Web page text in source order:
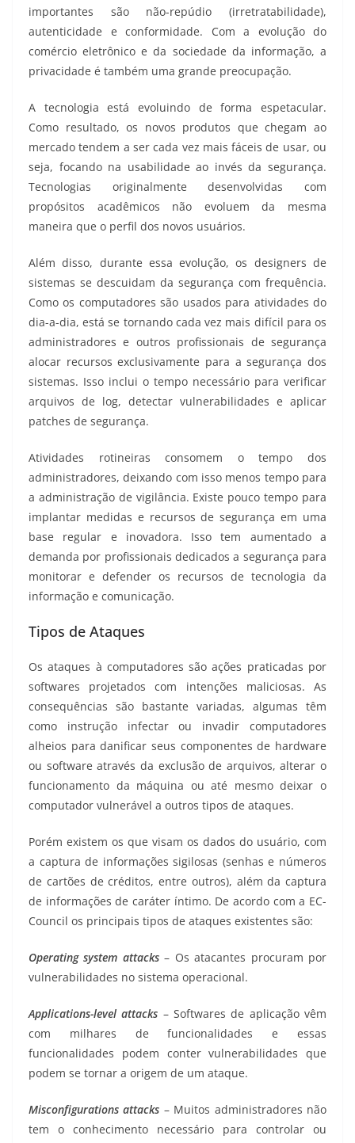
importantes são não-repúdio (irretratabilidade),
autenticidade e conformidade. Com a evolução do
comércio eletrônico e da sociedade da informação, a
privacidade é também uma grande preocupação.
A tecnologia está evoluindo de forma espetacular.
Como resultado, os novos produtos que chegam ao
mercado tendem a ser cada vez mais fáceis de usar, ou
seja, focando na usabilidade ao invés da segurança.
Tecnologias originalmente desenvolvidas com
propósitos acadêmicos não evoluem da mesma
maneira que o perfil dos novos usuários.
Além disso, durante essa evolução, os designers de
sistemas se descuidam da segurança com frequência.
Como os computadores são usados para atividades do
dia-a-dia, está se tornando cada vez mais difícil para os
administradores e outros profissionais de segurança
alocar recursos exclusivamente para a segurança dos
sistemas. Isso inclui o tempo necessário para verificar
arquivos de log, detectar vulnerabilidades e aplicar
patches de segurança.
Atividades rotineiras consomem o tempo dos
administradores, deixando com isso menos tempo para
a administração de vigilância. Existe pouco tempo para
implantar medidas e recursos de segurança em uma
base regular e inovadora. Isso tem aumentado a
demanda por profissionais dedicados a segurança para
monitorar e defender os recursos de tecnologia da
informação e comunicação.
Tipos de Ataques
Os ataques à computadores são ações praticadas por
softwares projetados com intenções maliciosas. As
consequências são bastante variadas, algumas têm
como instrução infectar ou invadir computadores
alheios para danificar seus componentes de hardware
ou software através da exclusão de arquivos, alterar o
funcionamento da máquina ou até mesmo deixar o
computador vulnerável a outros tipos de ataques.
Porém existem os que visam os dados do usuário, com
a captura de informações sigilosas (senhas e números
de cartões de créditos, entre outros), além da captura
de informações de caráter íntimo. De acordo com a EC-
Council os principais tipos de ataques existentes são:
Operating system attacks– Os atacantes procuram por
vulnerabilidades no sistema operacional.
Applications-level attacks – Softwares de aplicação vêm
com milhares de funcionalidades e essas
funcionalidades podem conter vulnerabilidades que
podem se tornar a origem de um ataque.
Misconfigurations attacks – Muitos administradores não
tem o conhecimento necessário para controlar ou